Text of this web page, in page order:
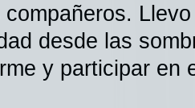
compañeros.
desde las
y participar en